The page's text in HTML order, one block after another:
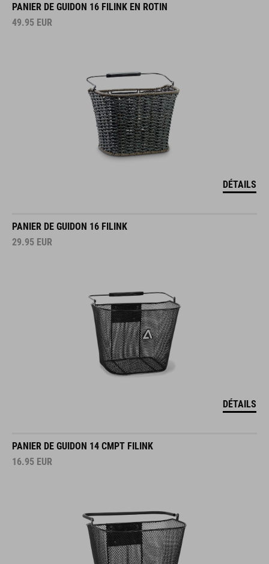
PANIER DE GUIDON 16 FILINK EN ROTIN
49.95 EUR
DÉTAILS
PANIER DE GUIDON 16 FILINK
29.95 EUR
DÉTAILS
PANIER DE GUIDON 14 CMPT FILINK
16.95 EUR